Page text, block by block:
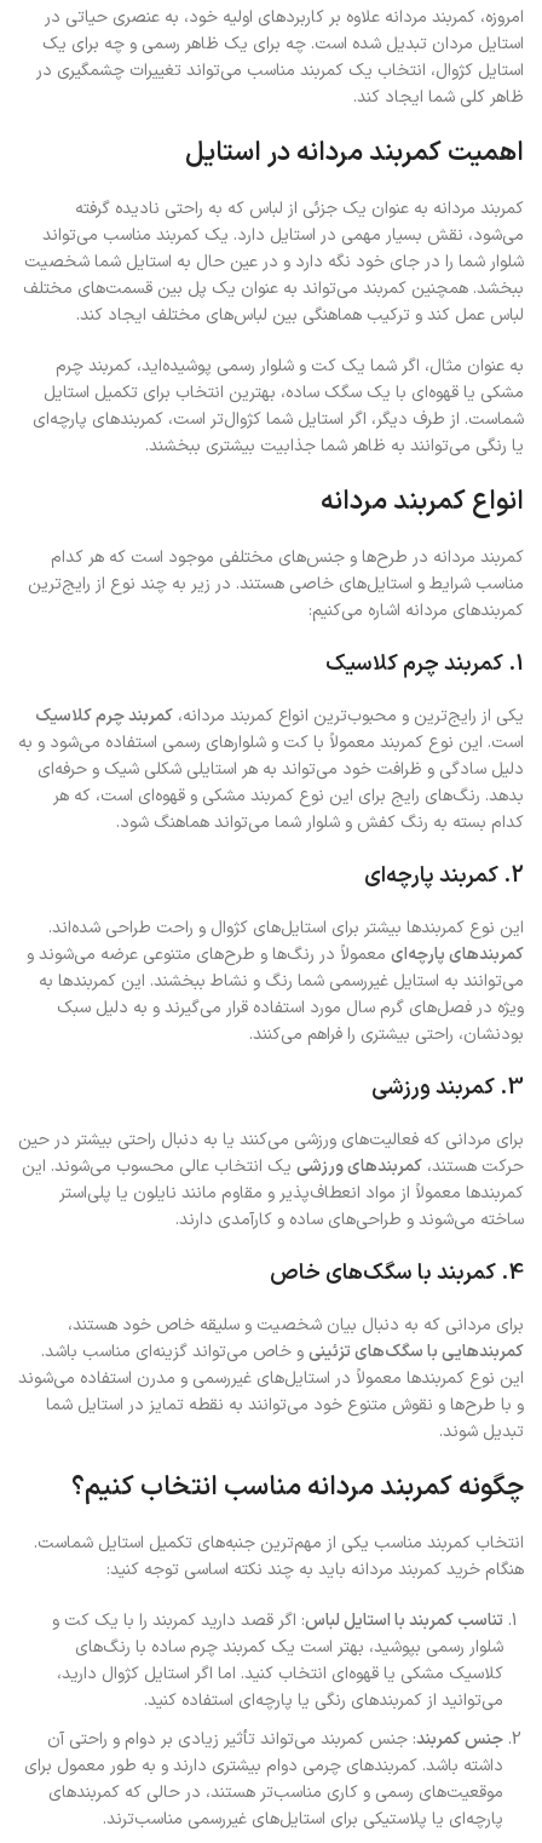
امروزه، کمربند مردانه علاوه بر کاربردهای اولیه خود، به عنصری حیاتی در
استایل مردان تبدیل شده است. چه برای یک ظاهر رسمی و چه برای یک
استایل کژوال، انتخاب یک کمربند مناسب می‌تواند تغییرات چشمگیری در
ظاهر کلی شما ایجاد کند.
اهمیت کمربند مردانه در استایل
کمربند مردانه به عنوان یک جزئی از لباس که به راحتی نادیده گرفته
می‌شود، نقش بسیار مهمی در استایل دارد. یک کمربند مناسب می‌تواند
شلوار شما را در جای خود نگه دارد و در عین حال به استایل شما شخصیت
ببخشد. همچنین کمربند می‌تواند به عنوان یک پل بین قسمت‌های مختلف
لباس عمل کند و ترکیب هماهنگی بین لباس‌های مختلف ایجاد کند.
به عنوان مثال، اگر شما یک کت و شلوار رسمی پوشیده‌اید، کمربند چرم
مشکی یا قهوه‌ای با یک سگک ساده، بهترین انتخاب برای تکمیل استایل
شماست. از طرف دیگر، اگر استایل شما کژوال‌تر است، کمربندهای پارچه‌ای
یا رنگی می‌توانند به ظاهر شما جذابیت بیشتری ببخشند.
انواع کمربند مردانه
کمربند مردانه در طرح‌ها و جنس‌های مختلفی موجود است که هر کدام
مناسب شرایط و استایل‌های خاصی هستند. در زیر به چند نوع از رایج‌ترین
کمربندهای مردانه اشاره می‌کنیم:
1. کمربند چرم کلاسیک
یکی از رایج‌ترین و محبوب‌ترین انواع کمربند مردانه، کمربند چرم کلاسیک
است. این نوع کمربند معمولاً با کت و شلوارهای رسمی استفاده می‌شود و به
دلیل سادگی و ظرافت خود می‌تواند به هر استایلی شکلی شیک و حرفه‌ای
بدهد. رنگ‌های رایج برای این نوع کمربند مشکی و قهوه‌ای است، که هر
کدام بسته به رنگ کفش و شلوار شما می‌تواند هماهنگ شود.
2. کمربند پارچه‌ای
این نوع کمربندها بیشتر برای استایل‌های کژوال و راحت طراحی شده‌اند.
کمربندهای پارچه‌ای معمولاً در رنگ‌ها و طرح‌های متنوعی عرضه می‌شوند و
می‌توانند به استایل غیررسمی شما رنگ و نشاط ببخشند. این کمربندها به
ویژه در فصل‌های گرم سال مورد استفاده قرار می‌گیرند و به دلیل سبک
بودنشان، راحتی بیشتری را فراهم می‌کنند.
3. کمربند ورزشی
برای مردانی که فعالیت‌های ورزشی می‌کنند یا به دنبال راحتی بیشتر در حین
حرکت هستند، کمربندهای ورزشی یک انتخاب عالی محسوب می‌شوند. این
کمربندها معمولاً از مواد انعطاف‌پذیر و مقاوم مانند نایلون یا پلی‌استر
ساخته می‌شوند و طراحی‌های ساده و کارآمدی دارند.
4. کمربند با سگک‌های خاص
برای مردانی که به دنبال بیان شخصیت و سلیقه خاص خود هستند،
کمربندهایی با سگک‌های تزئینیو خاص می‌تواند گزینه‌ای مناسب باشد.
این نوع کمربندها معمولاً در استایل‌های غیررسمی و مدرن استفاده می‌شوند
و با طرح‌ها و نقوش متنوع خود می‌توانند به نقطه تمایز در استایل شما
تبدیل شوند.
چگونه کمربند مردانه مناسب انتخاب کنیم؟
انتخاب کمربند مناسب یکی از مهم‌ترین جنبه‌های تکمیل استایل شماست.
هنگام خرید کمربند مردانه باید به چند نکته اساسی توجه کنید:
تناسب کمربند با استایل لباس: اگر قصد دارید کمربند را با یک کت و
شلوار رسمی بپوشید، بهتر است یک کمربند چرم ساده با رنگ‌های
کلاسیک مشکی یا قهوه‌ای انتخاب کنید. اما اگر استایل کژوال دارید،
می‌توانید از کمربندهای رنگی یا پارچه‌ای استفاده کنید.
جنس کمربند: جنس کمربند می‌تواند تأثیر زیادی بر دوام و راحتی آن
داشته باشد. کمربندهای چرمی دوام بیشتری دارند و به طور معمول برای
موقعیت‌های رسمی و کاری مناسب‌تر هستند، در حالی که کمربندهای
پارچه‌ای یا پلاستیکی برای استایل‌های غیررسمی مناسب‌ترند.